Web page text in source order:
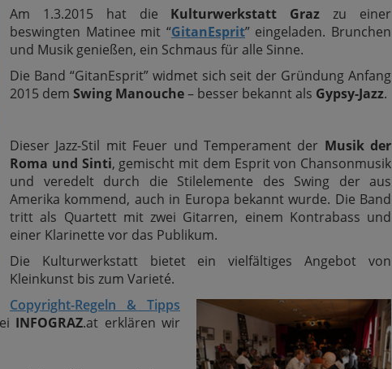
Am 1.3.2015 hat die Kulturwerkstatt Graz zu einer
beswingten Matinee mit “GitanEsprit” eingeladen. Brunchen
und Musik genießen, ein Schmaus für alle Sinne.
Die Band “GitanEsprit” widmet sich seit der Gründung Anfang
2015 dem Swing Manouche– besser bekannt als Gypsy-Jazz.
Dieser Jazz-Stil mit Feuer und Temperament der Musik der
Roma und Sinti, gemischt mit dem Esprit von Chansonmusik
und veredelt durch die Stilelemente des Swing der aus
Amerika kommend, auch in Europa bekannt wurde. Die Band
tritt als Quartett mit zwei Gitarren, einem Kontrabass und
einer Klarinette vor das Publikum.
Die Kulturwerkstatt bietet ein vielfältiges Angebot von
Kleinkunst bis zum Varieté.
Copyright-Regeln & Tipps
INFOGRAZ.at erklären wir